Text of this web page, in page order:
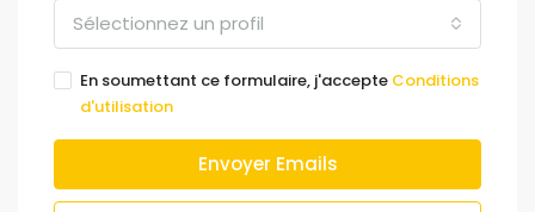
Sélectionnez un profil
En soumettant ce formulaire, j'accepte Conditions
d'utilisation
Envoyer Emails